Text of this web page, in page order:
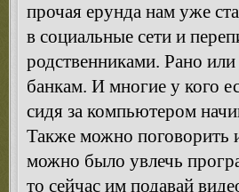
прочая ерунда нам уже
в социальные сети и
родственниками. Рано
банкам. И многие у кого
сидя за компьютером
Также можно поговорить
можно было увлечь
то сейчас им подавай